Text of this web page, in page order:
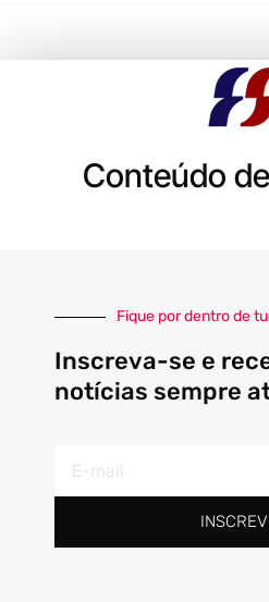
Conteúdo
Fique por dentro de
Inscreva-se e
notícias sempre
mail